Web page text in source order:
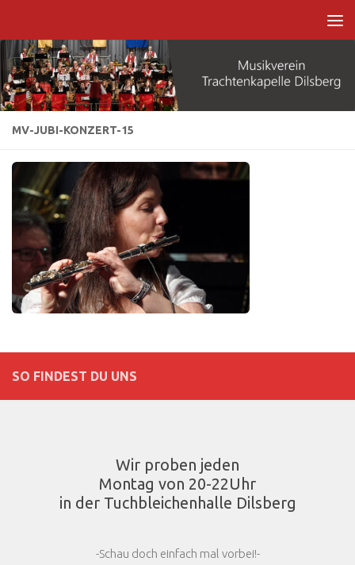
MV-JUBI-KONZERT-15
SO FINDEST DU UNS
Wir proben jeden
Montag von 20-22Uhr
in der Tuchbleichenhalle Dilsberg
-Schau doch einfach mal vorbei!-